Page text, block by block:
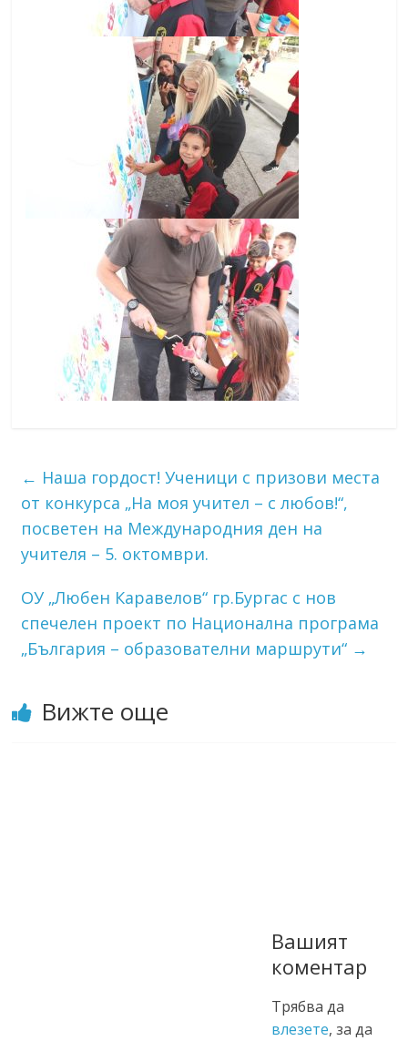
← Наша гордост! Ученици с призови места
от конкурса „На моя учител – с любов!“,
посветен на Международния ден на
учителя – 5. октомври.
ОУ „Любен Каравелов“ гр.Бургас с нов
спечелен проект по Национална програма
„България – образователни маршрути“ →
Вижте още
Вашият
коментар
Трябва да
влезете, за да